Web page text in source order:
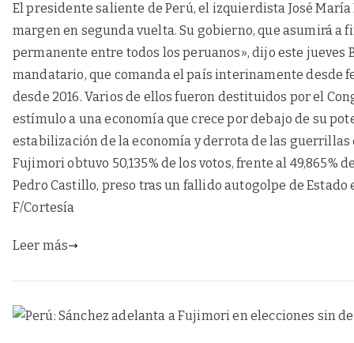
El presidente saliente de Perú, el izquierdista José
margen en segunda vuelta. Su gobierno, que asumirá
permanente entre todos los peruanos», dijo este
mandatario, que comanda el país interinamente desde
desde 2016. Varios de ellos fueron destituidos por el
estímulo a una economía que crece por debajo de su
estabilización de la economía y derrota de las guerrillas
Fujimori obtuvo 50,135% de los votos, frente al
Pedro Castillo, preso tras un fallido autogolpe de
F/Cortesía
Leer más